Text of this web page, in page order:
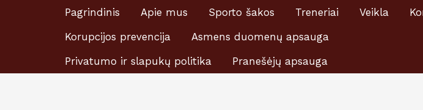
Pagrindinis Apie mus Sporto šakos Treneriai Veikla
Korupcijos prevencija
Asmens duomenų apsauga
Privatumo ir slapukų politika
Pranešėjų apsauga
Prašome skirti Eišiškių A.Ratkevičiaus Sporto